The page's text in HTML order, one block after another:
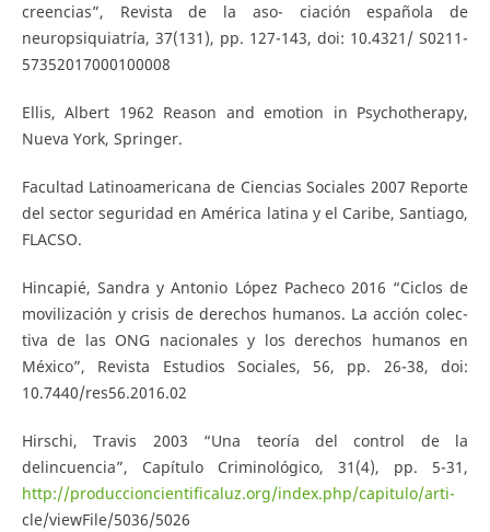
creencias”, Revista de la aso- ciación española de
neuropsiquiatría, 37(131), pp. 127-143, doi: 10.4321/ S0211-
57352017000100008
Ellis, Albert 1962 Reason and emotion in Psychotherapy,
Nueva York, Springer.
Facultad Latinoamericana de Ciencias Sociales 2007 Reporte
del sector seguridad en América latina y el Caribe, Santiago,
FLACSO.
Hincapié, Sandra y Antonio López Pacheco 2016 “Ciclos de
movilización y crisis de derechos humanos. La acción colec-
tiva de las ONG nacionales y los derechos humanos en
México”, Revista Estudios Sociales, 56, pp. 26-38, doi:
10.7440/res56.2016.02
Hirschi, Travis 2003 “Una teoría del control de la
delincuencia”, Capítulo Criminológico, 31(4), pp. 5-31,
http://produccioncientificaluz.org/index.php/capitulo/arti-
cle/viewFile/5036/5026